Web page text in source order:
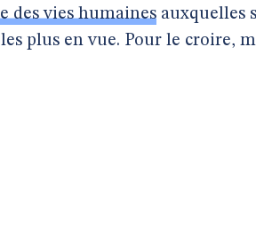
des vies humaines auxquelles
plus en vue. Pour le croire,